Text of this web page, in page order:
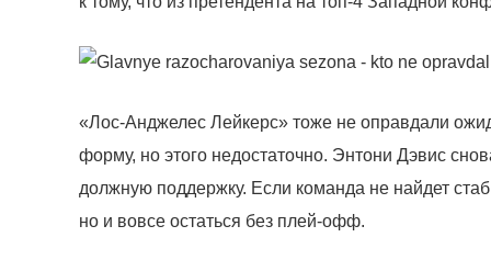
«Лос-Анджелес Лейкерс» тоже не оправдали
форму, но этого недостаточно. Энтони Дэвис
должную поддержку. Если команда не найдет
но и вовсе остаться без плей-офф.